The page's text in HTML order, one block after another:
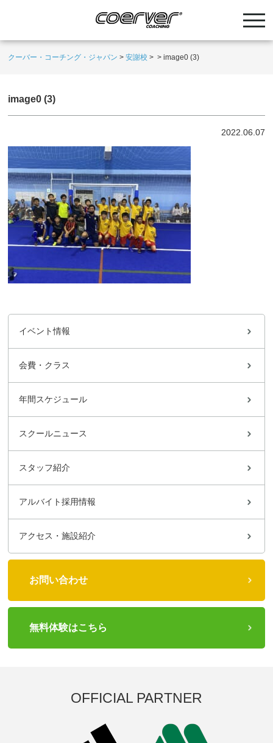
クーバー・コーチング・ジャパン >安謝校 > >image0 (3)
image0 (3)
2022.06.07
イベント情報
会費・クラス
年間スケジュール
スクールニュース
スタッフ紹介
アルバイト採用情報
アクセス・施設紹介
お問い合わせ
無料体験はこちら
OFFICIAL PARTNER